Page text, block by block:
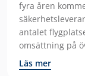
fyra åren
antalet
omsättning på
Läs mer